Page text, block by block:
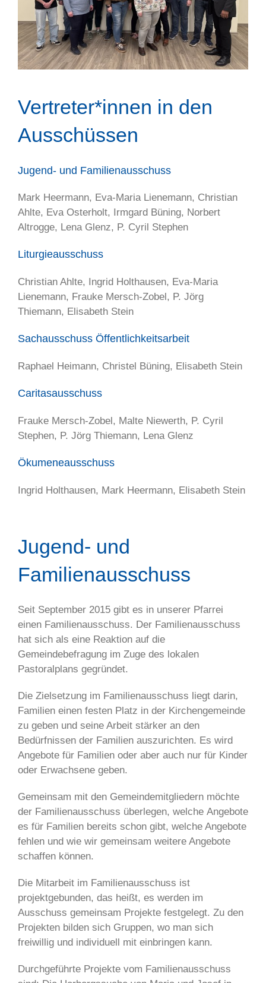
Vertreter*innen in den
Ausschüssen
Jugend- und Familienausschuss
Mark Heermann, Eva-Maria Lienemann, Christian
Ahlte, Eva Osterholt, Irmgard Büning, Norbert
Altrogge, Lena Glenz, P. Cyril Stephen
Liturgieausschuss
Christian Ahlte, Ingrid Holthausen, Eva-Maria
Lienemann, Frauke Mersch-Zobel, P. Jörg
Thiemann, Elisabeth Stein
Sachausschuss Öffentlichkeitsarbeit
Raphael Heimann, Christel Büning, Elisabeth Stein
Caritasausschuss
Frauke Mersch-Zobel, Malte Niewerth, P. Cyril
Stephen, P. Jörg Thiemann, Lena Glenz
Ökumeneausschuss
Ingrid Holthausen, Mark Heermann, Elisabeth Stein
Jugend- und
Familienausschuss
Seit September 2015 gibt es in unserer Pfarrei
einen Familienausschuss. Der Familienausschuss
hat sich als eine Reaktion auf die
Gemeindebefragung im Zuge des lokalen
Pastoralplans gegründet.
Die Zielsetzung im Familienausschuss liegt darin,
Familien einen festen Platz in der Kirchengemeinde
zu geben und seine Arbeit stärker an den
Bedürfnissen der Familien auszurichten. Es wird
Angebote für Familien oder aber auch nur für Kinder
oder Erwachsene geben.
Gemeinsam mit den Gemeindemitgliedern möchte
der Familienausschuss überlegen, welche Angebote
es für Familien bereits schon gibt, welche Angebote
fehlen und wie wir gemeinsam weitere Angebote
schaffen können.
Die Mitarbeit im Familienausschuss ist
projektgebunden, das heißt, es werden im
Ausschuss gemeinsam Projekte festgelegt. Zu den
Projekten bilden sich Gruppen, wo man sich
freiwillig und individuell mit einbringen kann.
Durchgeführte Projekte vom Familienausschuss